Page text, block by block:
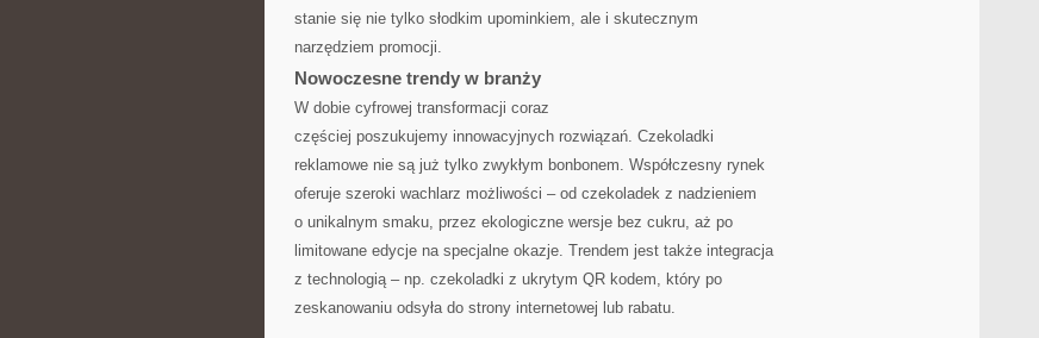
stanie się nie tylko słodkim upominkiem, ale i skutecznym
narzędziem promocji.
Nowoczesne trendy w branży
W dobie cyfrowej transformacji coraz
częściej poszukujemy innowacyjnych rozwiązań. Czekoladki
reklamowe nie są już tylko zwykłym bonbonem. Współczesny rynek
oferuje szeroki wachlarz możliwości – od czekoladek z nadzieniem
o unikalnym smaku, przez ekologiczne wersje bez cukru, aż po
limitowane edycje na specjalne okazje. Trendem jest także integracja
z technologią – np. czekoladki z ukrytym QR kodem, który po
zeskanowaniu odsyła do strony internetowej lub rabatu.